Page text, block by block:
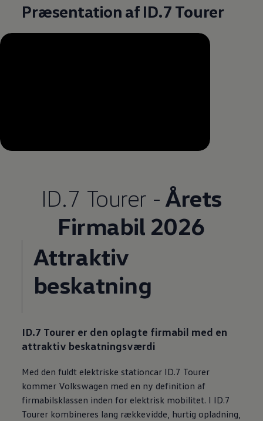
Præsentation af ID.7 Tourer
Remaining time, --:--
ID.7 Tourer - Årets
Firmabil 2026
Attraktiv
beskatning
ID.7 Tourer er den oplagte firmabil med en
attraktiv beskatningsværdi
Med den fuldt elektriske stationcar ID.7 Tourer
kommer Volkswagen med en ny definition af
firmabilsklassen inden for elektrisk mobilitet. I ID.7
Tourer kombineres lang rækkevidde, hurtig opladning,